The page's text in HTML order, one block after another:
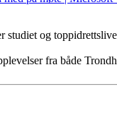
studiet og
fra både